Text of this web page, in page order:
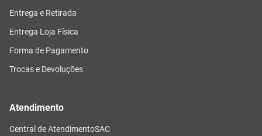
Entrega e Retirada
Entrega Loja Física
Forma de Pagamento
Trocas e Devoluções
Atendimento
Central de AtendimentoSAC